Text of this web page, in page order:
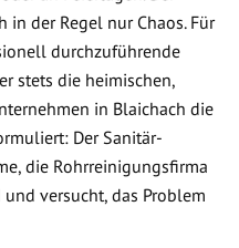
der Regel nur Chaos. Für
durchzuführende
stets die heimischen,
in Blaichach die
Der Sanitär-
die Rohrreinigungsfirma
versucht, das Problem